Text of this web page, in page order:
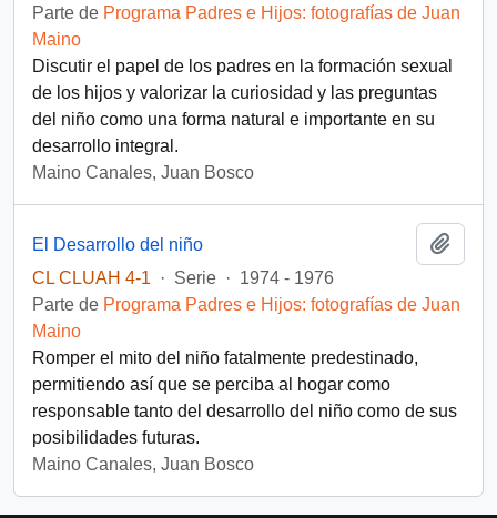
Parte de Programa Padres e Hijos: fotografías de Juan
Maino
Discutir el papel de los padres en la formación sexual
de los hijos y valorizar la curiosidad y las preguntas
del niño como una forma natural e importante en su
desarrollo integral.
Maino Canales, Juan Bosco
El Desarrollo del niño
CL CLUAH 4-1
· Serie · 1974 - 1976
Parte de Programa Padres e Hijos: fotografías de Juan
Maino
Romper el mito del niño fatalmente predestinado,
permitiendo así que se perciba al hogar como
responsable tanto del desarrollo del niño como de sus
posibilidades futuras.
Maino Canales, Juan Bosco